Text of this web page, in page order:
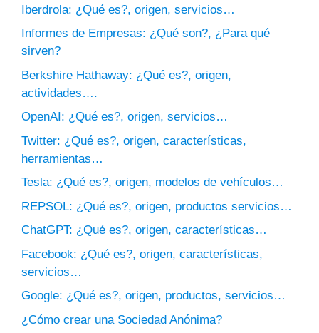
Iberdrola: ¿Qué es?, origen, servicios…
Informes de Empresas: ¿Qué son?, ¿Para qué
sirven?
Berkshire Hathaway: ¿Qué es?, origen,
actividades….
OpenAI: ¿Qué es?, origen, servicios…
Twitter: ¿Qué es?, origen, características,
herramientas…
Tesla: ¿Qué es?, origen, modelos de vehículos…
REPSOL: ¿Qué es?, origen, productos servicios…
ChatGPT: ¿Qué es?, origen, características…
Facebook: ¿Qué es?, origen, características,
servicios…
Google: ¿Qué es?, origen, productos, servicios…
¿Cómo crear una Sociedad Anónima?